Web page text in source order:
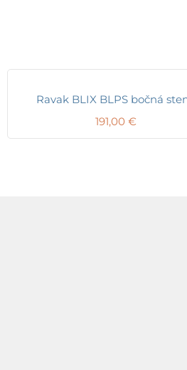
Ravak BLIX BLPS bočná
191,00 €